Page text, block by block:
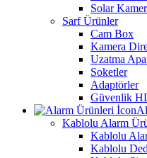
Solar
Sarf Ürünler
Cam Box
Kamera
Uzatma
Soketler
Adaptörler
Güvenlik
Kablolu Alarm
Kablolu
Kablolu